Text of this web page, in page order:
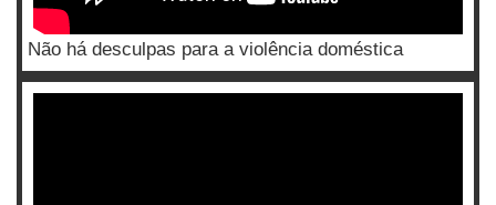
Não há desculpas para a violência doméstica